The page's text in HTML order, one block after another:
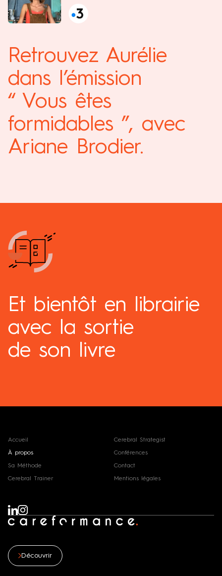
Retrouvez Aurélie
dans l’émission
“ Vous êtes
formidables ”, avec
Ariane Brodier.
Et bientôt en librairie
avec la sortie
de son livre
Accueil
À propos
Sa Méthode
Cerebral Trainer
Cerebral Strategist
Conférences
Contact
Mentions légales
Découvrir